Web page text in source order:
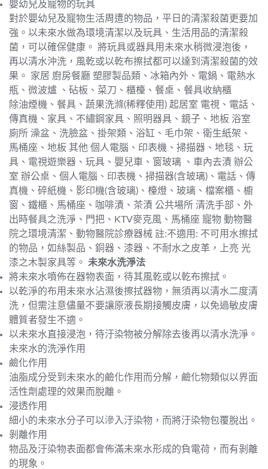
嬰幼兒及寵物的玩具
對於嬰幼兒及寵物生活周遭的物品，平日的清潔殺菌更要加
強。以未來水做為環境清潔以及玩具、生活用品的清潔殺
菌，可以確保健康。 將玩具或器具用未來水稍微浸泡後，
再以清水沖洗，風乾或以乾布擦拭都可以達到清潔殺菌的效
果。 家居 廚房餐廳 塑膠製品類、冰箱內外、電鍋、電熱水
瓶、微波爐 、砧板、菜刀、櫃檯、餐桌、餐具收納櫃
除油煙機、餐具、蔬果洗滌(稀釋使用) 起居室 電視、電話、
傳真機、家具、不繡鋼家具、照明器具、鏡子、地板 浴室
廁所 澡盆、洗臉盆、掛架類、浴缸、毛巾架、衛生紙架、
馬桶座、地板 其他 個人電腦、印表機、掃描器、地毯、玩
具、電視遊樂器、玩具、嬰兒車、窗玻璃 、車內去漬 辦公
室 辦公桌、個人電腦、印表機、掃描器(含玻璃)、電話、傳
真機、碎紙機、影印機(含玻璃)、檯燈、玻璃、檔案櫃、櫥
窗、鐵櫃、馬桶座、咖啡漬、茶漬 公共場所 清洗手部、外
出時餐具之洗淨、門把、KTV麥克風、馬桶座 寵物 動物醫
院之環境清潔、動物醫院診療器械 註:不適用: 不可用水擦拭
的物品，如絲製品、銅器、漆器、不耐水之皮革，上亮 光
漆之木製家具等。 未來水洗淨法
將未來水噴佈在器物表面，待其風乾或以乾布擦拭。
以乾淨的布用未來水沾濕後擦拭器物，無須再以清水二度清
洗，但需注意儘量不要讓原液長期接觸皮膚，以免過敏皮膚
體質者發生不適。
以未來水直接浸泡，待汙染物被分解除去後再以清水洗淨。
未來水的洗淨作用
鹼化作用
油脂成分受到未來水的鹼化作用而分解，鹼化物類似以界面
活性劑處理的效果而脫離。
浸透作用
細小的未來水分子可以滲入汙染物，而將汙染物包覆脫出。
剝離作用
物品及汙染物表面都會佈滿未來水形成的負電荷，而有剝離
的現象。